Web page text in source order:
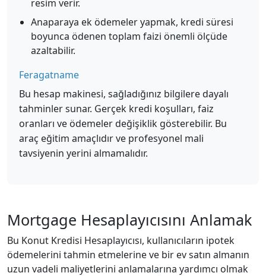
resim verir.
Anaparaya ek ödemeler yapmak, kredi süresi
boyunca ödenen toplam faizi önemli ölçüde
azaltabilir.
Feragatname
Bu hesap makinesi, sağladığınız bilgilere dayalı
tahminler sunar. Gerçek kredi koşulları, faiz
oranları ve ödemeler değişiklik gösterebilir. Bu
araç eğitim amaçlıdır ve profesyonel mali
tavsiyenin yerini almamalıdır.
Mortgage Hesaplayıcısını Anlamak
Bu Konut Kredisi Hesaplayıcısı, kullanıcıların ipotek
ödemelerini tahmin etmelerine ve bir ev satın almanın
uzun vadeli maliyetlerini anlamalarına yardımcı olmak